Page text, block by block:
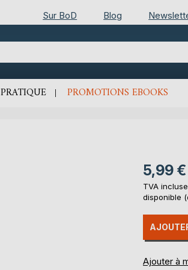
Sur BoD Blog
PRATIQUE PROMOTIONS EBOOKS
5,99 €
TVA
disponible
Ajouter à